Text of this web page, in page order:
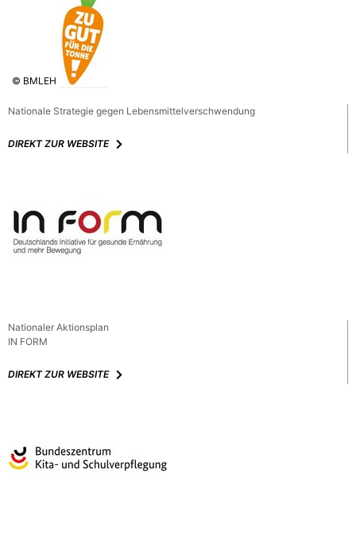
© BMLEH
Nationale Strategie gegen Lebensmittelverschwendung
DIREKT ZUR WEBSITE
Nationaler Aktionsplan
IN FORM
DIREKT ZUR WEBSITE